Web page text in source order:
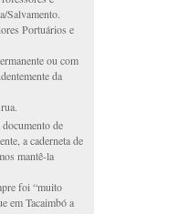
Salvamento.
Portuários e
ou com
da
de
a caderneta de
mantê-la
foi “muito
em Tacaimbó a